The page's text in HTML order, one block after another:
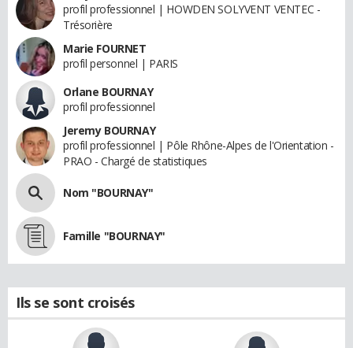
profil professionnel | HOWDEN SOLYVENT VENTEC -
Trésorière
Marie FOURNET
profil personnel | PARIS
Orlane BOURNAY
profil professionnel
Jeremy BOURNAY
profil professionnel | Pôle Rhône-Alpes de l'Orientation -
PRAO - Chargé de statistiques
Nom "BOURNAY"
Famille "BOURNAY"
Ils se sont croisés